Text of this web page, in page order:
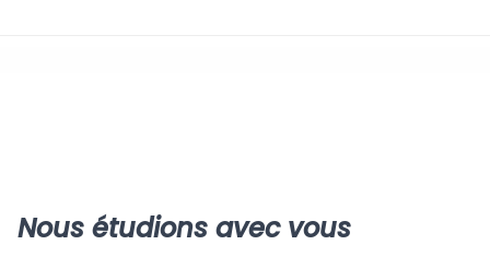
Nous étudions avec vous